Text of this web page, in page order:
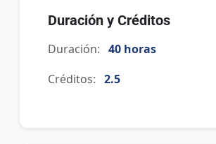
Duración y Créditos
Duración: 40 horas
Créditos: 2.5